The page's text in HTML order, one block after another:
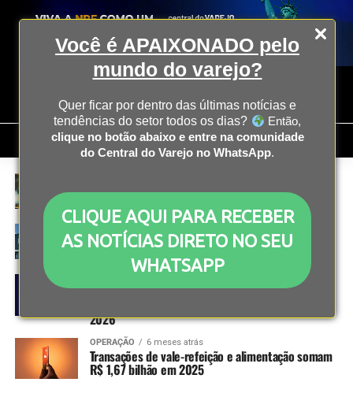
Você é APAIXONADO pelo
mundo do varejo?
Quer ficar por dentro das últimas notícias e
tendências do setor todos os dias?
Então,
clique no botão abaixo e entre na comunidade
do Central do Varejo no WhatsApp.
CLIQUE AQUI PARA RECEBER
AS NOTÍCIAS DIRETO NO SEU
WHATSAPP
Sadia e Perdigão promovem ações de verão com
prêmios em compras de frios
OPERAÇÃO 6 meses atrás
Amazon anuncia fechamento de todas as lojas
físicas Amazon Fresh e Amazon Go
Estudo da IBM aponta IA agêntica, soberania de IA
2026
OPERAÇÃO 6 meses atrás
Transações de vale-refeição e alimentação somam
R$ 1,67 bilhão em 2025